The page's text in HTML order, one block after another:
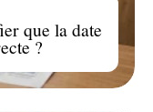
que la date
?